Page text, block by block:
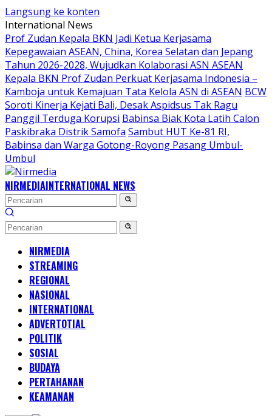
Langsung ke konten
International News
Prof Zudan Kepala BKN Jadi Ketua Kerjasama
Kepegawaian ASEAN, China, Korea Selatan dan Jepang
Tahun 2026-2028, Wujudkan Kolaborasi ASN ASEAN
Kepala BKN Prof Zudan Perkuat Kerjasama Indonesia –
Kamboja untuk Kemajuan Tata Kelola ASN di ASEAN BCW
Soroti Kinerja Kejati Bali, Desak Aspidsus Tak Ragu
Panggil Terduga Korupsi Babinsa Biak Kota Latih Calon
Paskibraka Distrik Samofa Sambut HUT Ke-81 RI,
Babinsa dan Warga Gotong-Royong Pasang Umbul-
Umbul
NIRMEDIAINTERNATIONAL NEWS
NIRMEDIA
STREAMING
REGIONAL
NASIONAL
INTERNATIONAL
ADVERTOTIAL
POLITIK
SOSIAL
BUDAYA
PERTAHANAN
KEAMANAN